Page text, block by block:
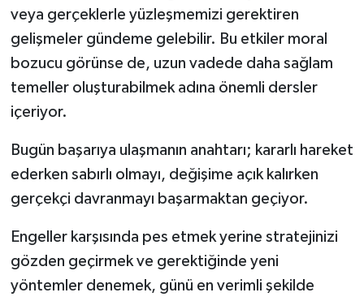
veya gerçeklerle yüzleşmemizi gerektiren
gelişmeler gündeme gelebilir. Bu etkiler moral
bozucu görünse de, uzun vadede daha sağlam
temeller oluşturabilmek adına önemli dersler
içeriyor.
Bugün başarıya ulaşmanın anahtarı; kararlı hareket
ederken sabırlı olmayı, değişime açık kalırken
gerçekçi davranmayı başarmaktan geçiyor.
Engeller karşısında pes etmek yerine stratejinizi
gözden geçirmek ve gerektiğinde yeni
yöntemler denemek, günü en verimli şekilde